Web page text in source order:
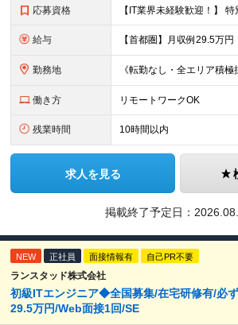
応募資格
給与
勤務地
働き方 リモートワークOK
残業時間 10時間以内
求人を見る
掲載終了予定日：
NEW 正社員 面接情報有 自己PR不要
ランスタッド株式会社
初級ITエンジニア◆全国募集/在宅研修有/必
29.5万円/Web面接1回/SE